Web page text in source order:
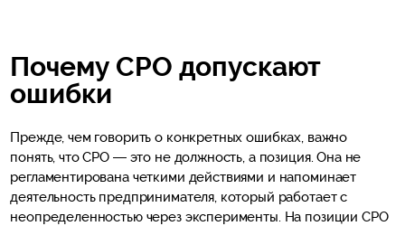
Почему CPO допускают
ошибки
Прежде, чем говорить о конкретных ошибках, важно
понять, что CPO — это не должность, а позиция. Она не
регламентирована четкими действиями и напоминает
деятельность предпринимателя, который работает с
неопределенностью через эксперименты. На позиции CPO